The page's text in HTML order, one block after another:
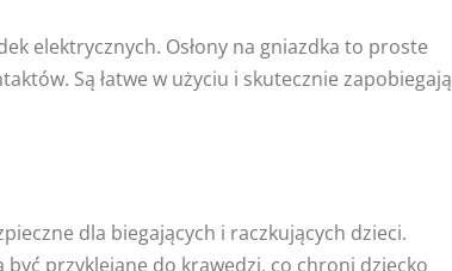
elektrycznych. Osłony na gniazdka to proste
Są łatwe w użyciu i skutecznie zapobiegają
dla biegających i raczkujących dzieci.
przyklejane do krawędzi, co chroni dziecko